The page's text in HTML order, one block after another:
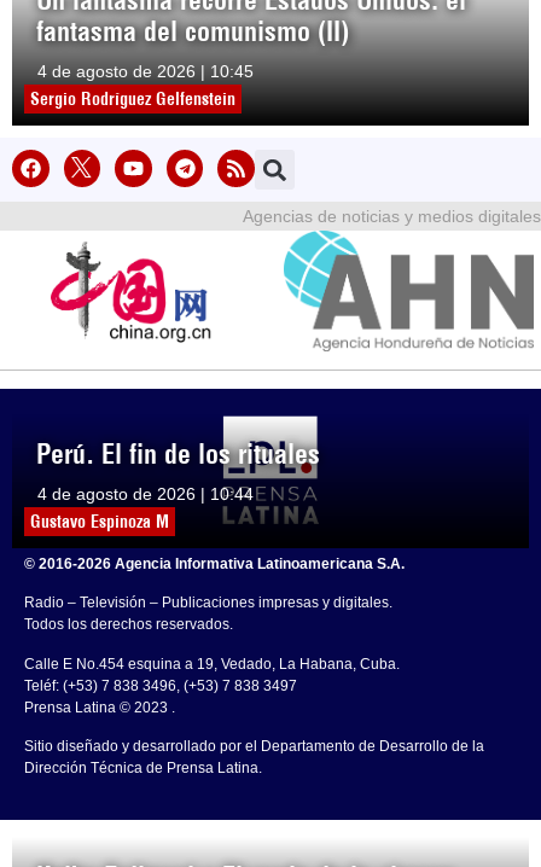
fantasma del comunismo (II)
4 de agosto de 2026 | 10:45
Sergio Rodríguez Gelfenstein
Perú. El fin de los rituales
4 de agosto de 2026 | 10:44
Gustavo Espinoza M
Agencias de noticias y medios digitales
© 2016-2026 Agencia Informativa Latinoamericana S.A.
Radio – Televisión – Publicaciones impresas y digitales.
Todos los derechos reservados.
Calle E No.454 esquina a 19, Vedado, La Habana, Cuba.
Teléf: (+53) 7 838 3496, (+53) 7 838 3497
Prensa Latina © 2023 .
Sitio diseñado y desarrollado por el Departamento de Desarrollo de la
Dirección Técnica de Prensa Latina.